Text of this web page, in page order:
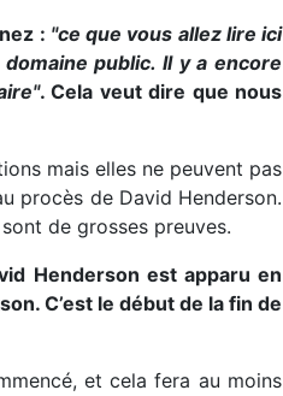
: "ce que vous allez lire ici
public. Il y a encore
. Cela veut dire que nous
mais elles ne peuvent pas
procès de David Henderson.
de grosses preuves.
Henderson est apparu en
C’est le début de la fin de
et cela fera au moins